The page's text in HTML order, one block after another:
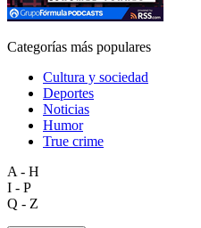
Categorías más populares
Cultura y sociedad
Deportes
Noticias
Humor
True crime
A - H
I - P
Q - Z